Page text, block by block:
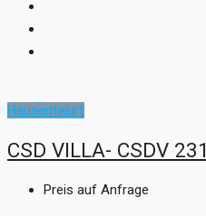
Hausentwurf
CSD VILLA- CSDV 231
Preis auf Anfrage